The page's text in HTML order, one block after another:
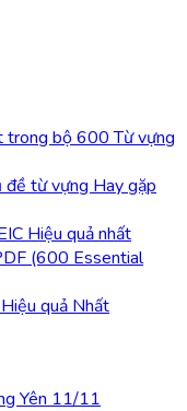
trong bộ 600 Từ vựng
từ vựng Hay gặp
Hiệu quả nhất
(600 Essential
quả Nhất
Yên 11/11